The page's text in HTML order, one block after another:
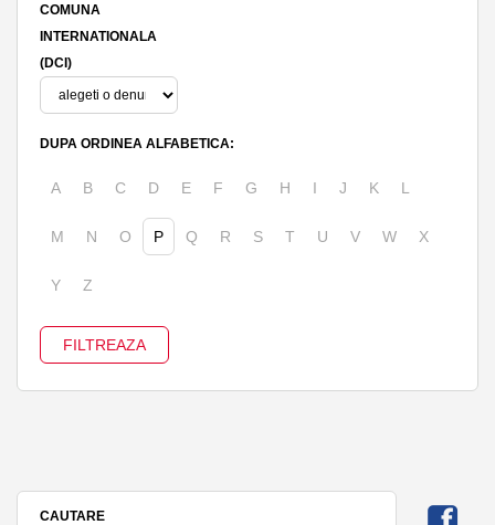
COMUNA
INTERNATIONALA
(DCI)
DUPA ORDINEA ALFABETICA:
A B C D E F G H I J K L
M N O P Q R S T U V W X
Y Z
CAUTARE